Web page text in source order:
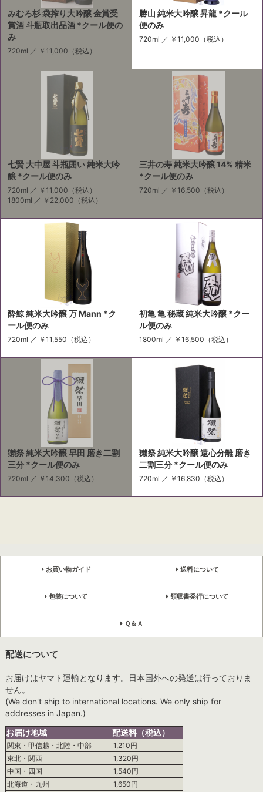
みむろ杉 袋搾り大吟醸 金賞受
賞酒 斗瓶取出品酒 *クール便の
み
720ml ／ ￥11,000 （税込）
勝山 純米大吟醸 昇龍 *クール
便のみ
720ml ／ ￥11,000 （税込）
七賢 大中屋 斗瓶囲い 純米大吟
醸 *クール便のみ
720ml ／ ￥11,000 （税込）
1800ml ／ ￥22,000 （税込）
三井の寿 純米大吟醸 14% 精米
*クール便のみ
720ml ／ ￥16,500 （税込）
酔鯨 純米大吟醸 万 Mann *ク
ール便のみ
720ml ／ ￥11,550 （税込）
初亀 亀 秘蔵 純米大吟醸 *クー
ル便のみ
1800ml ／ ￥16,500 （税込）
獺祭 純米大吟醸 早田 磨き二割
三分 *クール便のみ
720ml ／ ￥14,300 （税込）
獺祭 純米大吟醸 遠心分離 磨き
二割三分 *クール便のみ
720ml ／ ￥16,830 （税込）
お買い物ガイド 送料について
包装について 領収書発行について
Ｑ＆Ａ
配送について
お届けはヤマト運輸となります。日本国外への発送は行っておりま
せん。
(We don't ship to international locations. We only ship for
addresses in Japan.)
お届け地域
配送料（税込）
関東・甲信越・北陸・中部
1,210円
東北・関西
1,320円
中国・四国
1,540円
北海道・九州
1,650円